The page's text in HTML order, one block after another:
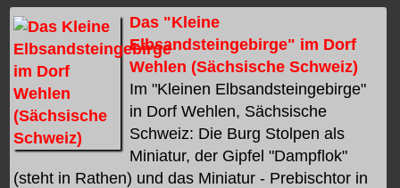
Das "Kleine
Elbsandsteingebirge" im Dorf
Wehlen (Sächsische Schweiz)
Im "Kleinen Elbsandsteingebirge"
in Dorf Wehlen, Sächsische
Schweiz: Die Burg Stolpen als
Miniatur, der Gipfel "Dampflok"
(steht in Rathen) und das Miniatur - Prebischtor in